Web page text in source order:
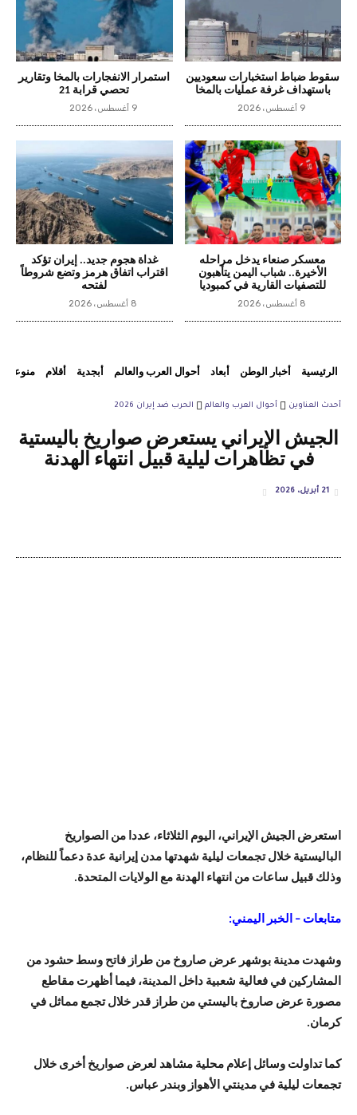
سقوط ضباط استخبارات سعوديين
باستهداف غرفة عمليات بالمخا
9 أغسطس، 2026
استمرار الانفجارات بالمخا وتقارير
تحصي قرابة 21
9 أغسطس، 2026
معسكر صنعاء يدخل مراحله
الأخيرة.. شباب اليمن يتأهبون
للتصفيات القارية في كمبوديا
8 أغسطس، 2026
غداة هجوم جديد.. إيران تؤكد
اقتراب اتفاق هرمز وتضع شروطاً
لفتحه
8 أغسطس، 2026